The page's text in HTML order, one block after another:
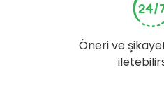
Öneri ve